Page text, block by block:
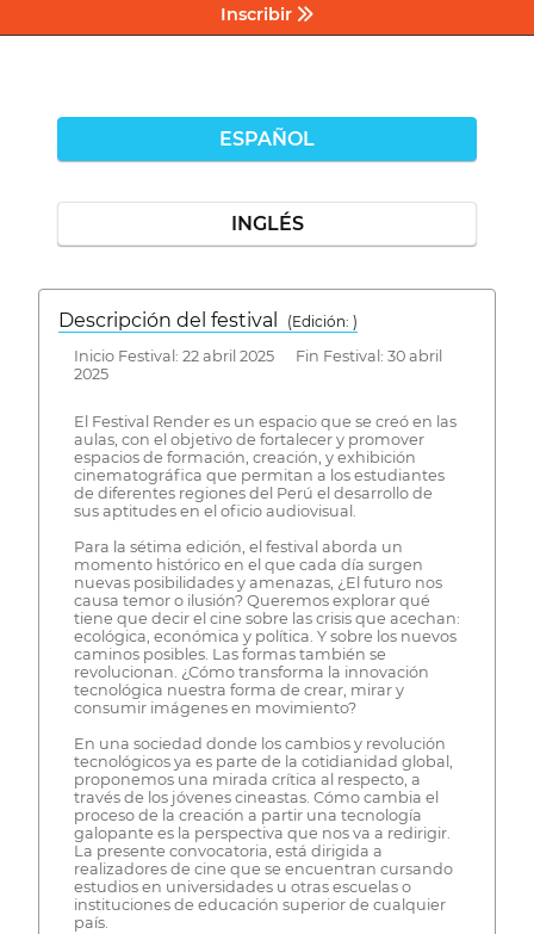
Inscribir
ESPAÑOL
INGLÉS
Descripción del festival
( Edición: )
Inicio Festival: 22 abril 2025 Fin Festival: 30 abril
2025
El Festival Render es un espacio que se creó en las
aulas, con el objetivo de fortalecer y promover
espacios de formación, creación, y exhibición
cinematográfica que permitan a los estudiantes
de diferentes regiones del Perú el desarrollo de
sus aptitudes en el oficio audiovisual.
Para la sétima edición, el festival aborda un
momento histórico en el que cada día surgen
nuevas posibilidades y amenazas, ¿El futuro nos
causa temor o ilusión? Queremos explorar qué
tiene que decir el cine sobre las crisis que acechan:
ecológica, económica y política. Y sobre los nuevos
caminos posibles. Las formas también se
revolucionan. ¿Cómo transforma la innovación
tecnológica nuestra forma de crear, mirar y
consumir imágenes en movimiento?
En una sociedad donde los cambios y revolución
tecnológicos ya es parte de la cotidianidad global,
proponemos una mirada crítica al respecto, a
través de los jóvenes cineastas. Cómo cambia el
proceso de la creación a partir una tecnología
galopante es la perspectiva que nos va a redirigir.
La presente convocatoria, está dirigida a
realizadores de cine que se encuentran cursando
estudios en universidades u otras escuelas o
instituciones de educación superior de cualquier
país.